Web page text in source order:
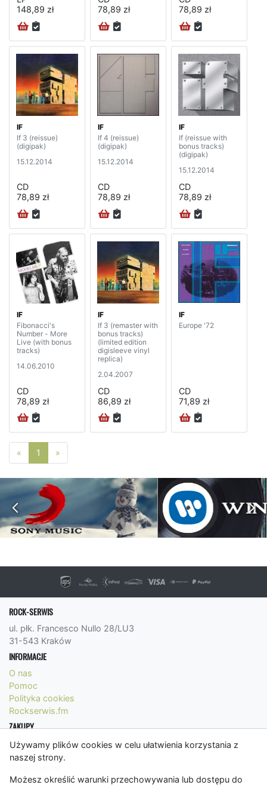
Używamy plików cookies w celu ułatwienia korzystania z
naszej strony.
Możesz określić warunki przechowywania lub dostępu do
148,89 zł
78,89 zł
78,89 zł
IF
If 3 (reissue)
(digipak)
15.12.2014
CD
78,89 zł
IF
If 4 (reissue)
(digipak)
15.12.2014
CD
78,89 zł
IF
If (reissue with
bonus tracks)
(digipak)
15.12.2014
CD
78,89 zł
IF
Fibonacci's
Number - More
Live (with bonus
tracks)
14.06.2010
CD
78,89 zł
IF
If 3 (remaster with
bonus tracks)
(limited edition
digisleeve vinyl
replica)
2.04.2007
CD
86,89 zł
IF
Europe '72
CD
71,89 zł
« Poprzednia strona
1 »
ROCK-SERWIS
ul. płk. Francesco Nullo 28/LU3
31-543 Kraków
INFORMACJE
O nas
Pomoc
Polityka cookies
Rockserwis.fm
ZAKUPY
Formy płatności
Koszty wysyłki
Regulamin